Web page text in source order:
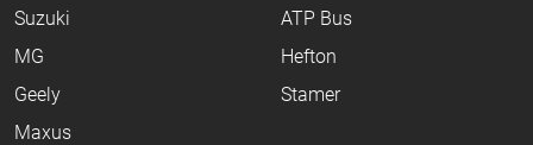
Suzuki
MG
Geely
Maxus
ATP Bus
Hefton
Stamer